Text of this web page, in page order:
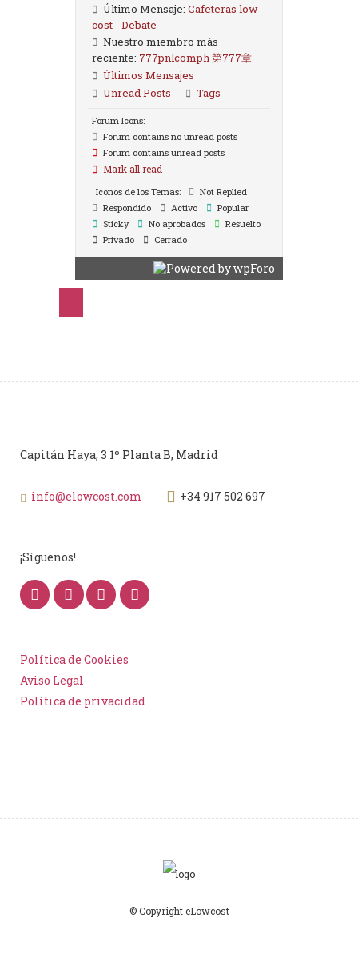
Último Mensaje: Cafeteras low
cost - Debate
Nuestro miembro más
reciente: 777pnlcomph 第777章
Últimos Mensajes
Unread Posts
Tags
Forum Icons:
Forum contains no unread posts
Forum contains unread posts
Mark all read
Iconos de los Temas:
Not Replied
Respondido
Activo
Popular
Sticky
No aprobados
Resuelto
Privado
Cerrado
Capitán Haya, 3 1º Planta B, Madrid
info@elowcost.com +34 917 502 697
¡Síguenos!
Política de Cookies
Aviso Legal
Política de privacidad
© Copyright eLowcost